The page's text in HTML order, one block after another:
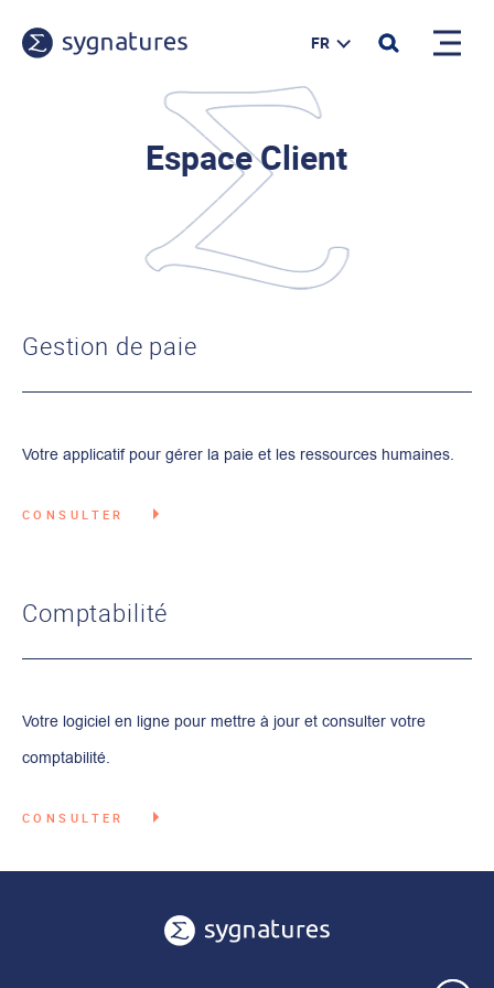
FR
Espace Client
Gestion de paie
Votre applicatif pour gérer la paie et les ressources humaines.
CONSULTER
Comptabilité
Votre logiciel en ligne pour mettre à jour et consulter votre
comptabilité.
CONSULTER